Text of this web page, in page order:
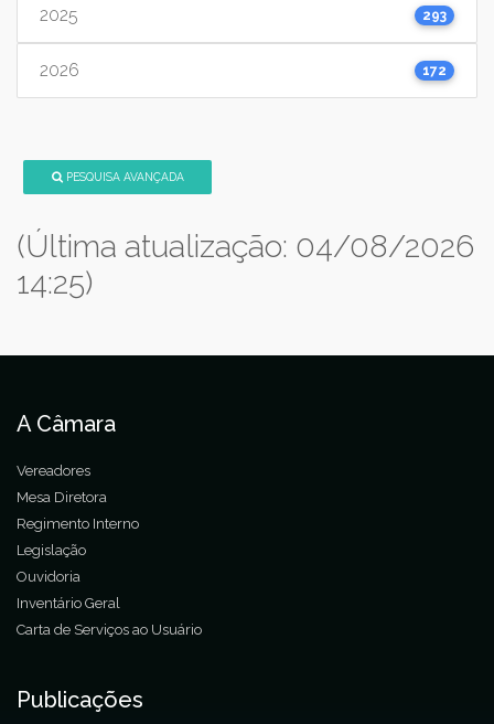
2025 293
2026 172
PESQUISA AVANÇADA
(Última atualização: 04/08/2026
14:25)
A Câmara
Vereadores
Mesa Diretora
Regimento Interno
Legislação
Ouvidoria
Inventário Geral
Carta de Serviços ao Usuário
Publicações